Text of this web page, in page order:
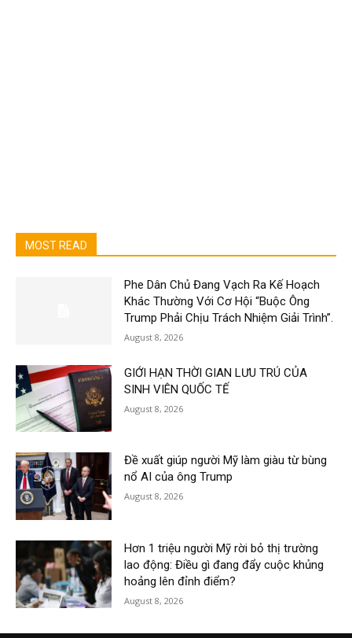
MOST READ
Phe Dân Chủ Đang Vạch Ra Kế Hoạch
Khác Thường Với Cơ Hội “Buộc Ông
Trump Phải Chịu Trách Nhiệm Giải Trình”.
August 8, 2026
GIỚI HẠN THỜI GIAN LƯU TRÚ CỦA
SINH VIÊN QUỐC TẾ
August 8, 2026
Đề xuất giúp người Mỹ làm giàu từ bùng
nổ AI của ông Trump
August 8, 2026
Hơn 1 triệu người Mỹ rời bỏ thị trường
lao động: Điều gì đang đẩy cuộc khủng
hoảng lên đỉnh điểm?
August 8, 2026